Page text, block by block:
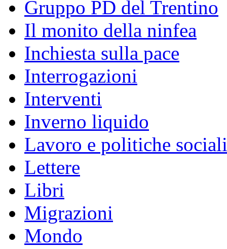
Gruppo PD del Trentino
Il monito della ninfea
Inchiesta sulla pace
Interrogazioni
Interventi
Inverno liquido
Lavoro e politiche sociali
Lettere
Libri
Migrazioni
Mondo